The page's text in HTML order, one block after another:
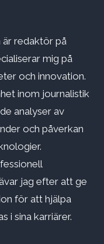
är redaktör på
mig på
och innovation.
inom journalistik
analyser av
och påverkan
jag efter att ge
för att hjälpa
i sina karriärer.